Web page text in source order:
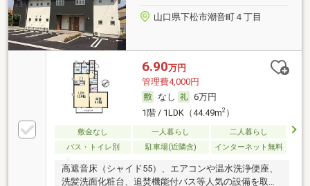
山口県下松市潮音町４丁目
6.90万円
管理費4,000円
なし
6万円
1階 / 1LDK（44.49m2）
敷金なし 一人暮らし
二人暮らし
バス・トイレ別
駐車場(近隣含) インターネット無料
高遮音床（シャイド55）、エアコンや温水洗浄便座、
洗髪洗面化粧台、追焚機能付バス等人気の設備を取り